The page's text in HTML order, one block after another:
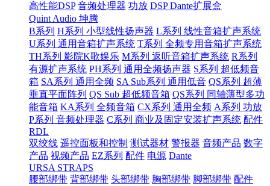
高性能DSP 音频处理器 功放 DSP Dante扩展盒
Quint Audio 坤腾
B系列 H系列 小型线性扬声器 L系列 线性音箱扩声系统
U系列 通用音箱扩声系统 T系列 全频专用音箱扩声系统
TH系列 影院K歌娱乐 M系列 返听音箱扩声系统 R系列
有源扩声系统 PH系列 通用全频扬声器 S系列 超低频音
箱 SA系列 通用全频 SA Sub系列 通用低音 QS系列 超薄
垂直平面阵列 QS Sub 超低频音箱 QS系列 同轴薄型多功
能音箱 KA系列 全频音箱 CX系列 通用全频 A系列 功放
P系列 音频处理器 C系列 商业及固定安装扩声系统 配件
RDL
双绞线 遥控面板和控制 测试器材 警报器 音频产品 数字
产品 视频产品 EZ系列 配件 电源 Dante
URSA STRAPS
腰部绑带 背部绑带 头部绑带 胸部绑带 脚部绑带 配件